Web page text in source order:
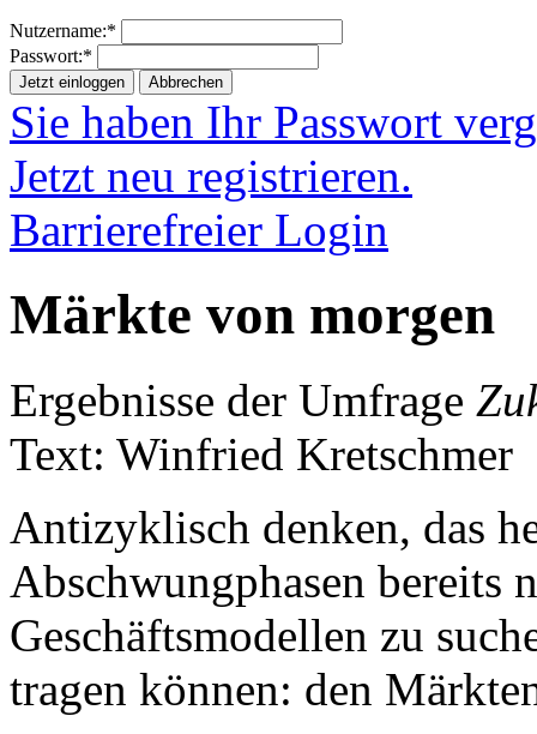
Nutzername:*
Passwort:*
Jetzt einloggen Abbrechen
Sie haben Ihr Passwort
Jetzt neu registrieren.
Barrierefreier Login
Märkte von morgen
Ergebnisse der Umfrage
Text: Winfried Kretschmer
Antizyklisch denken, das
Abschwungphasen bereits
Geschäftsmodellen zu
tragen können: den